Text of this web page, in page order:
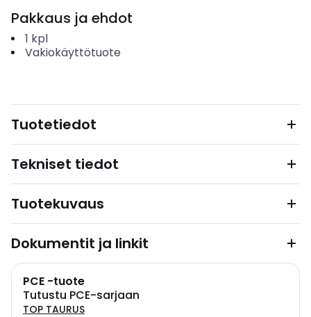
Pakkaus ja ehdot
1 kpl
Vakiokäyttötuote
Tuotetiedot
Tekniset tiedot
Tuotekuvaus
Dokumentit ja linkit
PCE -tuote
Tutustu PCE-sarjaan
TOP TAURUS